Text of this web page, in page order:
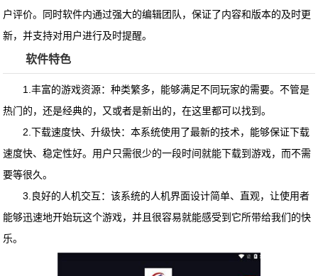
户评价。同时软件内通过强大的编辑团队，保证了内容和版本的及时更
新，并支持对用户进行及时提醒。
软件特色
1.丰富的游戏资源：种类繁多，能够满足不同玩家的需要。不管是
热门的，还是经典的，又或者是新出的，在这里都可以找到。
2.下载速度快、升级快：本系统使用了最新的技术，能够保证下载
速度快、稳定性好。用户只需很少的一段时间就能下载到游戏，而不需
要等很久。
3.良好的人机交互：该系统的人机界面设计简单、直观，让使用者
能够迅速地开始玩这个游戏，并且很容易就能感受到它所带给我们的快
乐。